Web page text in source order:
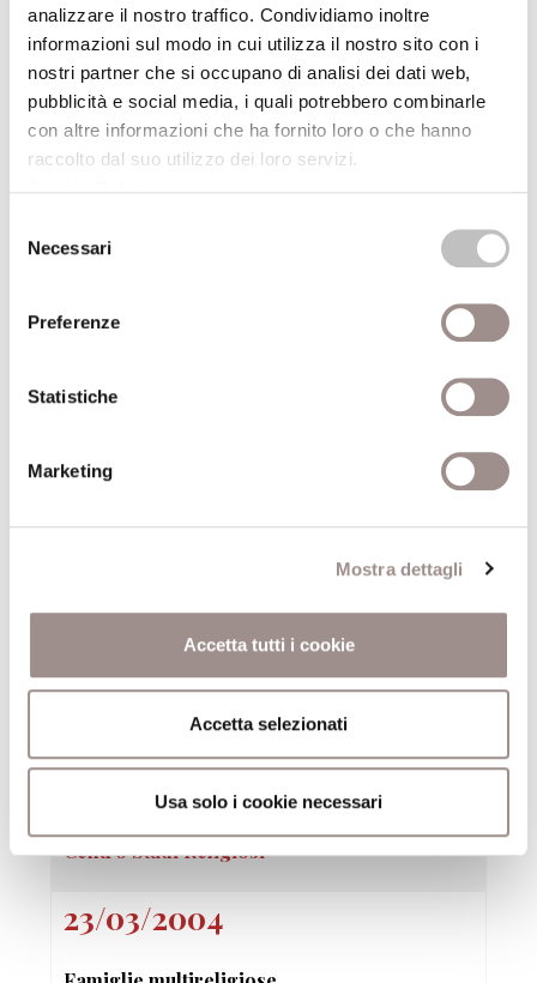
analizzare il nostro traffico. Condividiamo inoltre
informazioni sul modo in cui utilizza il nostro sito con i
nostri partner che si occupano di analisi dei dati web,
pubblicità e social media, i quali potrebbero combinarle
con altre informazioni che ha fornito loro o che hanno
raccolto dal suo utilizzo dei loro servizi.
delNecessari
Preferenze
Statistiche
Marketing
Mostra dettagli
Accetta tutti i cookie
Accetta selezionati
Usa solo i cookie necessari
(*) I titoli contrassegnati con l'asterisco sono disponibili, o in
corso di acquisizione, per la consultazione e il prestito presso
la Biblioteca della Fondazione Collegio San Carlo (lun.-ven. 9-
19)
ALTRE CONFERENZE DEL CICLO
27/04/2004
Non solo madri
donne europee
Centro Studi Religiosi
20/04/2004
Confronti religiosi sulla famiglia
Teologie e politiche nelle chiese europee
Gianni Genre
Centro Studi Religiosi
23/03/2004